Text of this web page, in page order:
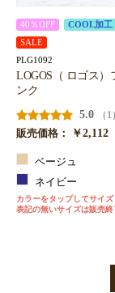
40％OFF COOL加工
SALE
PLG1092
LOGOS（ ロゴス）
ンク
5.0
（1）
販売価格：
￥2,112
ベージュ
ネイビー
カラーをタップしてサイ
表記の無いサイズは販売終